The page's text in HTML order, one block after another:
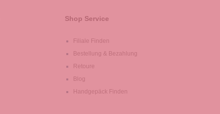
Shop Service
Filiale Finden
Bestellung & Bezahlung
Retoure
Blog
Handgepäck Finden